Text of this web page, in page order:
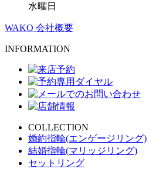
水曜日
WAKO 会社概要
INFORMATION
COLLECTION
婚約指輪(エンゲージリング)
結婚指輪(マリッジリング)
セットリング